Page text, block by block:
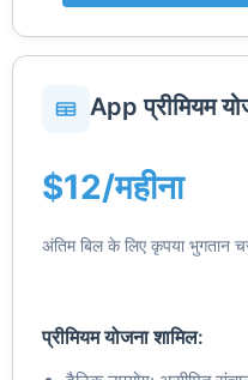
App प्रीमियम
$12/महीना
अंतिम बिल के लिए कृपया भुगतान
प्रीमियम योजना शामिल: